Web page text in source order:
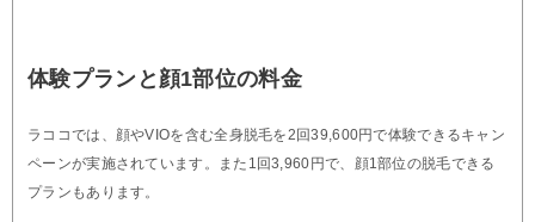
体験プランと顔1部位の料金
ラココでは、顔やVIOを含む全身脱毛を2回39,600円で体験できるキャン
ペーンが実施されています。また1回3,960円で、顔1部位の脱毛できる
プランもあります。